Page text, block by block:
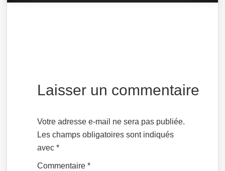
Laisser un commentaire
Votre adresse e-mail ne sera pas publiée.
Les champs obligatoires sont indiqués
avec*
Commentaire*